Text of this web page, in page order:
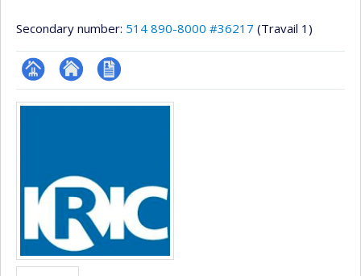
Secondary number: 514 890-8000 #36217 (Travail 1)
Page Site
de
recherche
CV
Media